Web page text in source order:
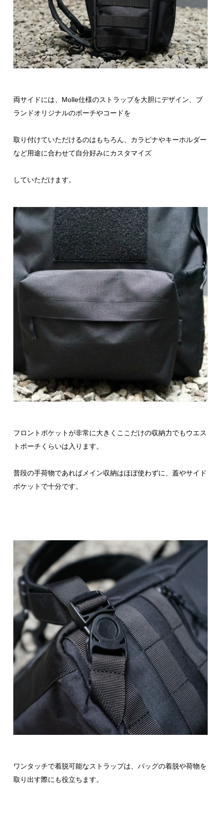
両サイドには、Molle仕様のストラップを大胆にデザイン、ブ
ランドオリジナルのポーチやコードを
取り付けていただけるのはもちろん、カラビナやキーホルダー
など用途に合わせて自分好みにカスタマイズ
していただけます。
フロントポケットが非常に大きくここだけの収納力でもウエス
トポーチくらいは入ります。
普段の手荷物であればメイン収納はほぼ使わずに、蓋やサイド
ポケットで十分です。
ワンタッチで着脱可能なストラップは、バッグの着脱や荷物を
取り出す際にも役立ちます。